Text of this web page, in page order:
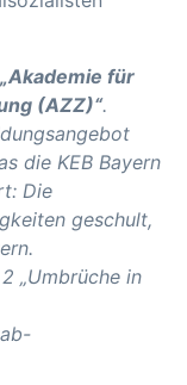
„Akademie für
(AZZ)“.
die KEB Bayern
Die
geschult,
„Umbrüche in